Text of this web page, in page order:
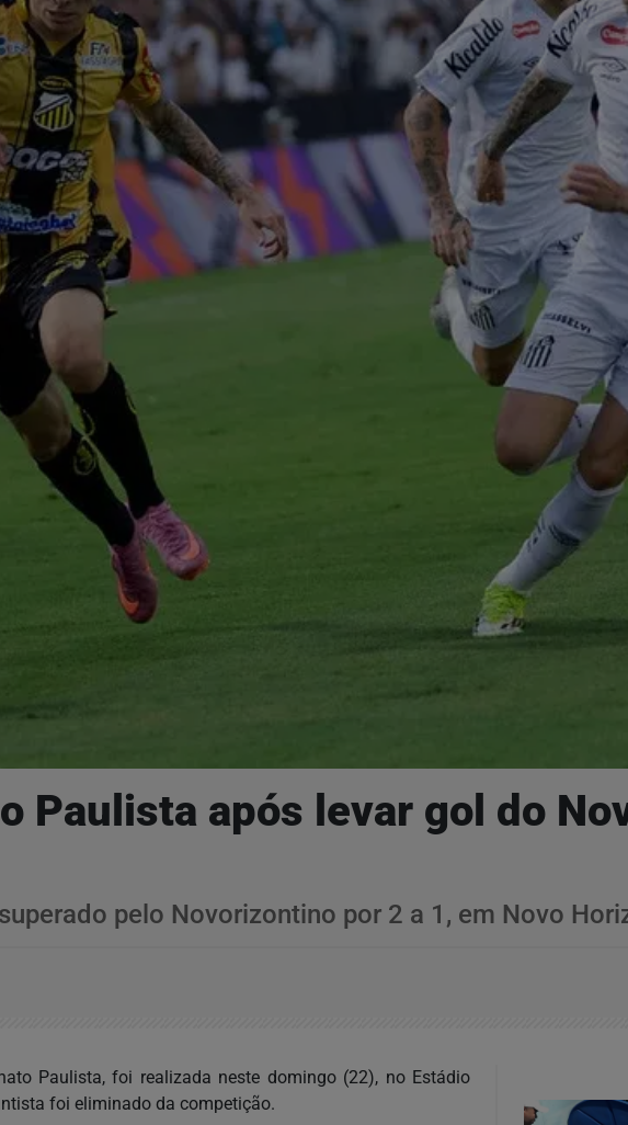
Paulista após levar gol do
pelo Novorizontino por 2 a 1, em Novo
Paulista, foi realizada neste domingo (22), no Estádio
foi eliminado da competição.